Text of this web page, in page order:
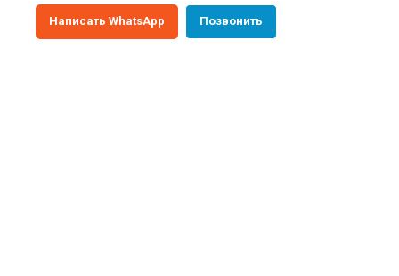
Написать WhatsApp Позвонить